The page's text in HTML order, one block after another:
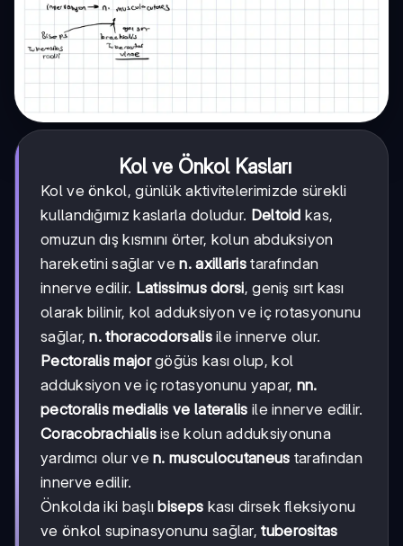
Kol ve Önkol Kasları
Kol ve önkol, günlük aktivitelerimizde sürekli
kullandığımız kaslarla doludur. Deltoid kas,
omuzun dış kısmını örter, kolun abduksiyon
hareketini sağlar ven. axillaristarafından
innerve edilir. Latissimus dorsi, geniş sırt kası
olarak bilinir, kol adduksiyon ve iç rotasyonunu
sağlar,n. thoracodorsalisile innerve olur.
Pectoralis majorgöğüs kası olup, kol
adduksiyon ve iç rotasyonunu yapar, nn.
pectoralis medialis ve lateralis ile innerve edilir.
Coracobrachialisise kolun adduksiyonuna
yardımcı olur ven. musculocutaneus tarafından
innerve edilir.
Önkolda iki başlı biseps kası dirsek fleksiyonu
ve önkol supinasyonunu sağlar,tuberositas